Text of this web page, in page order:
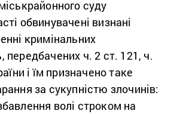
суду
обвинувачені визнані
кримінальних
передбачених ч. 2 ст. 121, ч.
і їм призначено таке
за сукупністю злочинів:
волі строком на